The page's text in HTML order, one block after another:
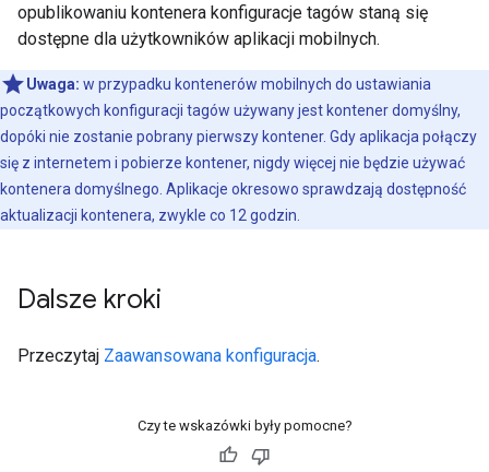
opublikowaniu kontenera konfiguracje tagów staną się
dostępne dla użytkowników aplikacji mobilnych.
Uwaga: w przypadku kontenerów mobilnych do ustawiania
początkowych konfiguracji tagów używany jest kontener domyślny,
dopóki nie zostanie pobrany pierwszy kontener. Gdy aplikacja połączy
się z internetem i pobierze kontener, nigdy więcej nie będzie używać
kontenera domyślnego. Aplikacje okresowo sprawdzają dostępność
aktualizacji kontenera, zwykle co 12 godzin.
Dalsze kroki
Przeczytaj Zaawansowana konfiguracja.
Czy te wskazówki były pomocne?